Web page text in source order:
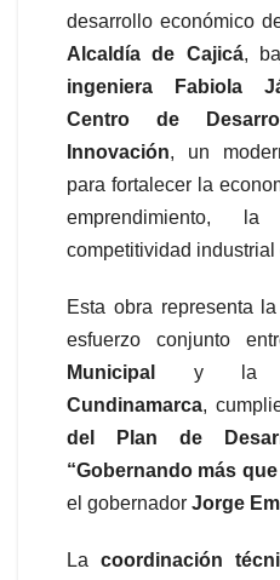
desarrollo económico
Alcaldía de Cajicá,
ingeniera Fabiola
Centro de
Innovación, un
para fortalecer la
emprendimiento,
competitividad
Esta obra representa
esfuerzo conjunto
Municipal
y
Cundinamarca,
del Plan de
“Gobernando más
el gobernador Jorge
La coordinación